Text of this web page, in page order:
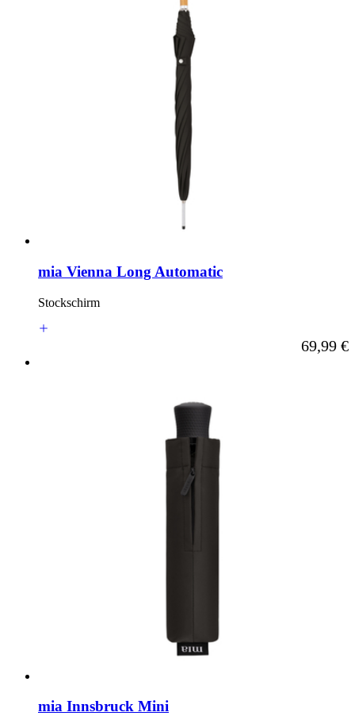
mia Vienna Long Automatic
Stockschirm
Ab
69,99 €
mia Innsbruck Mini